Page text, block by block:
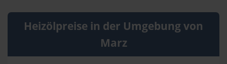
Heizölpreise in der Umgebung von
Marz